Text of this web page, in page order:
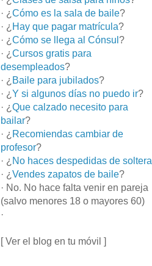
· ¿ Cómo es la sala de baile?
· ¿ Hay que pagar matrícula?
· ¿ Cómo se llega al Cónsul ?
· ¿ Cursos gratis para
desempleados?
· ¿ Baile para jubilados?
· ¿ Y si algunos días no puedo ir?
· ¿ Que calzado necesito para
bailar?
· ¿ Recomiendas cambiar de
profesor?
· ¿ No haces despedidas de soltera
· ¿ Vendes zapatos de baile?
· No. No hace falta venir en pareja
(salvo menores 18 o mayores 60)
·
[ Ver el blog en tu móvil ]